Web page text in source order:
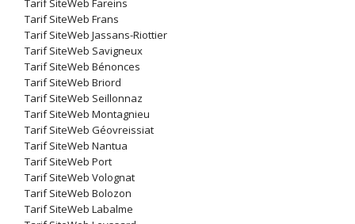
Tarif SiteWeb Fareins
Tarif SiteWeb Frans
Tarif SiteWeb Jassans-Riottier
Tarif SiteWeb Savigneux
Tarif SiteWeb Bénonces
Tarif SiteWeb Briord
Tarif SiteWeb Seillonnaz
Tarif SiteWeb Montagnieu
Tarif SiteWeb Géovreissiat
Tarif SiteWeb Nantua
Tarif SiteWeb Port
Tarif SiteWeb Volognat
Tarif SiteWeb Bolozon
Tarif SiteWeb Labalme